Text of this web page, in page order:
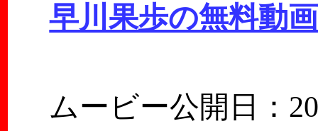
早川果歩の無料動
ムービー公開日：